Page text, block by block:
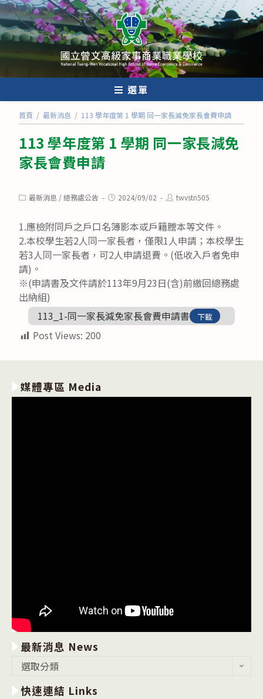
跳
轉
至
內
選單
首頁 / 最新消息 / 113 學年度第 1 學期 同一家長減免家長會費申請
113 學年度第 1 學期 同一家長減免
家長會費申請
Post最新消息 /總務處公告
Post2024/09/02
Posttwvstn505
1.應檢附同戶之戶口名簿影本或戶籍謄本等文件。
2.本校學生若2人同一家長者，僅限1人申請；本校學生
若3人同一家長者，可2人申請退費。(低收入戶者免申
請)。
※(申請書及文件請於113年9月23日(含)前繳回總務處
出納組)
113_1-同一家長減免家長會費申請書
下載
Post Views: 200
媒體專區 Media
最新消息 News
消
選取分類
快速連結 Links